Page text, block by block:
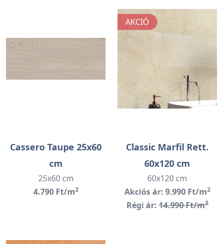
Cassero Taupe 25x60
cm
25x60 cm
4.790 Ft/m2
AKCIÓ
Classic Marfil Rett.
60x120 cm
60x120 cm
Akciós ár: 9.990 Ft/m2
Régi ár:14.990 Ft/m2